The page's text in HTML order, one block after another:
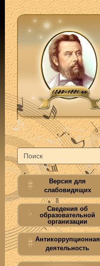
Версия для
слабовидящих
Сведения об
образовательной
организации
Антикоррупционная
деятельность